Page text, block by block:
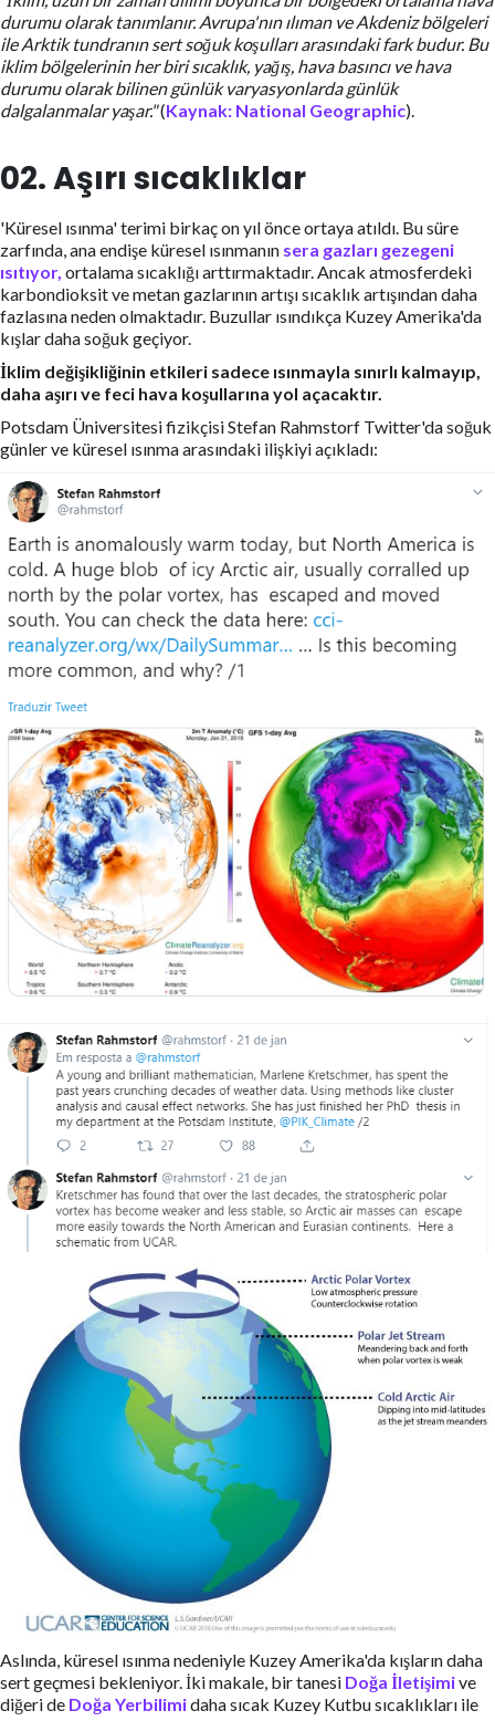
durumu olarak tanımlanır. Avrupa'nın ılıman ve Akdeniz bölgeleri
ile Arktik tundranın sert soğuk koşulları arasındaki fark budur. Bu
iklim bölgelerinin her biri sıcaklık, yağış, hava basıncı ve hava
durumu olarak bilinen günlük varyasyonlarda günlük
dalgalanmalar yaşar."(Kaynak: National Geographic).
02. Aşırı sıcaklıklar
'Küresel ısınma' terimi birkaç on yıl önce ortaya atıldı. Bu süre
zarfında, ana endişe küresel ısınmanın sera gazları gezegeni
ısıtıyor, ortalama sıcaklığı arttırmaktadır. Ancak atmosferdeki
karbondioksit ve metan gazlarının artışı sıcaklık artışından daha
fazlasına neden olmaktadır. Buzullar ısındıkça Kuzey Amerika'da
kışlar daha soğuk geçiyor.
İklim değişikliğinin etkileri sadece ısınmayla sınırlı kalmayıp,
daha aşırı ve feci hava koşullarına yol açacaktır.
Potsdam Üniversitesi fizikçisi Stefan Rahmstorf Twitter'da soğuk
günler ve küresel ısınma arasındaki ilişkiyi açıkladı:
Aslında, küresel ısınma nedeniyle Kuzey Amerika'da kışların daha
sert geçmesi bekleniyor. İki makale, bir tanesi Doğa İletişimive
diğeri de Doğa Yerbilimidaha sıcak Kuzey Kutbu sıcaklıkları ile